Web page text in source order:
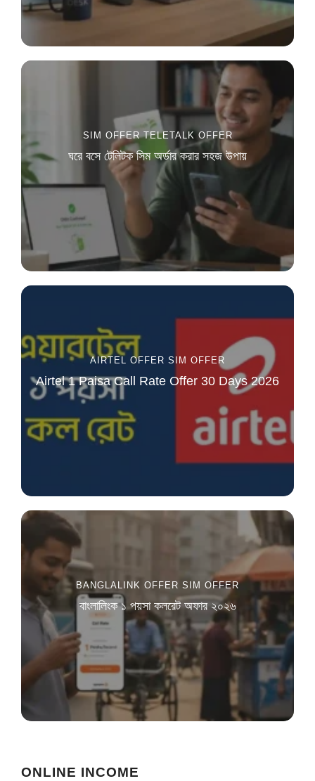
SIM OFFER TELETALK OFFER
ঘরে বসে টেলিটক সিম অর্ডার করার সহজ উপায়
AIRTEL OFFER SIM OFFER
Airtel 1 Paisa Call Rate Offer 30 Days 2026
BANGLALINK OFFER SIM OFFER
বাংলালিংক ১ পয়সা কলরেট অফার ২০২৬
ONLINE INCOME